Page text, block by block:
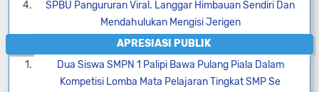
SPBU Pangururan Viral. Langgar Himbauan Sendiri Dan
Mendahulukan Mengisi Jerigen
APRESIASI PUBLIK
Dua Siswa SMPN 1 Palipi Bawa Pulang Piala Dalam
Kompetisi Lomba Mata Pelajaran Tingkat SMP Se